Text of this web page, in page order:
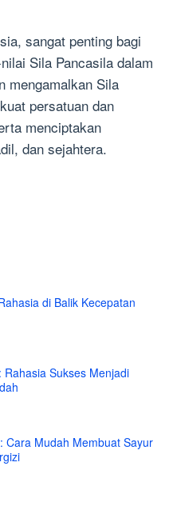
sangat penting bagi
Sila Pancasila dalam
mengamalkan Sila
persatuan dan
menciptakan
dan sejahtera.
di Balik Kecepatan
Sukses Menjadi
Cara Mudah Membuat Sayur